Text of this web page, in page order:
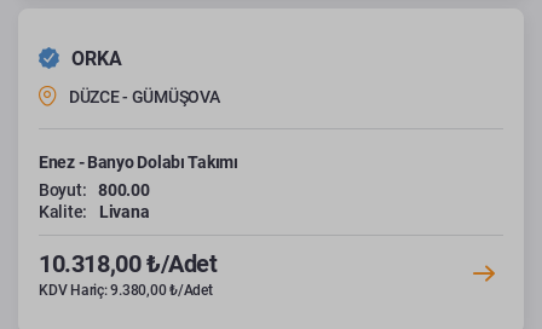
ORKA
DÜZCE - GÜMÜŞOVA
Enez - Banyo Dolabı Takımı
Boyut:
800.00
Kalite:
Livana
10.318,00 ₺/Adet
KDV Hariç: 9.380,00 ₺/Adet